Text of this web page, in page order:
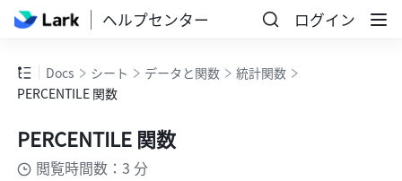
ヘルプセンター ログイン
Docs シート データと関数
統計関数
PERCENTILE 関数
PERCENTILE 関数
閲覧時間数：3 分